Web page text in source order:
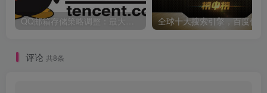
QQ邮箱存储策略调整：最大免费容量16G
评论 共8条